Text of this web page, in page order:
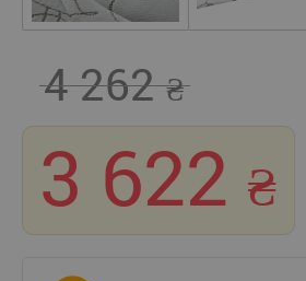
4 262
3 622